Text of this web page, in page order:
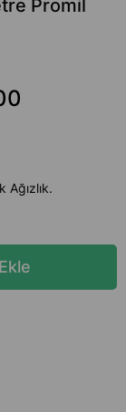
Promil